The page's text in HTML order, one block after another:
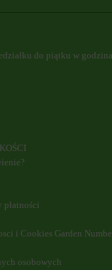
do piątku w
płatności
i Cookies Garden
osobowych